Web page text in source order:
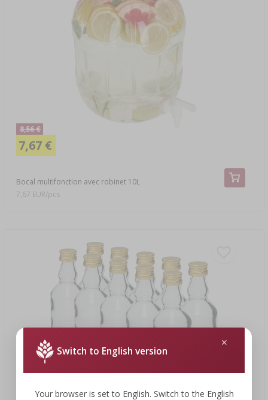
Bocal multifonction avec robinet 10L
8,56 €
7,67 €
7,67 EUR/pcs
7,03 €
Switch to English version
Your browser is set to English. Switch to the English